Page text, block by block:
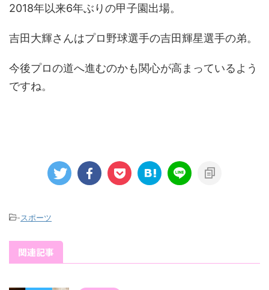
2018年以来6年ぶりの甲子園出場。
吉田大輝さんはプロ野球選手の吉田輝星選手の弟。
今後プロの道へ進むのかも関心が高まっているよう
ですね。
-スポーツ
関連記事